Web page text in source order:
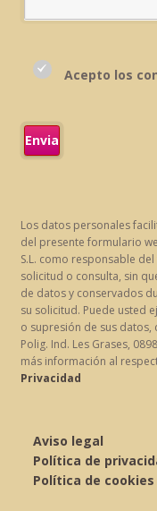
Acepto los
Los datos personales
del presente formulario
S.L. como responsable
solicitud o consulta, sin
de datos y conservados
su solicitud. Puede usted
o supresión de sus datos,
Polig. Ind. Les Grases,
más información al
Privacidad
Aviso legal
Política de
Política de cookies